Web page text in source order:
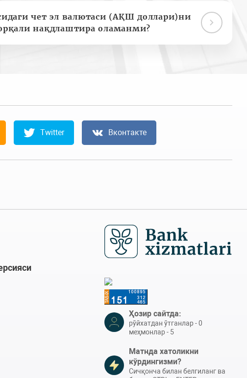
чет эл валютаси (АҚШ доллари)ни
нақдлаштира оламанми?
Twitter Вконтакте
Ҳозир сайтда:
рўйхатдан ўтганлар - 0
меҳмонлар - 5
Матнда хатоликни
кўрдингизми?
Сичқонча билан белгиланг ва